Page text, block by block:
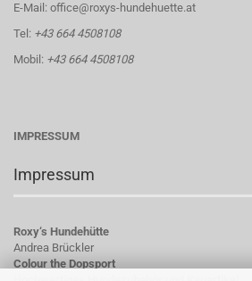
E-Mail: office@roxys-hundehuette.at
Tel: +43 664 4508108
Mobil: +43 664 4508108
IMPRESSUM
Impressum
Roxy‘s Hundehütte
Andrea Brückler
Colour the Dopsport